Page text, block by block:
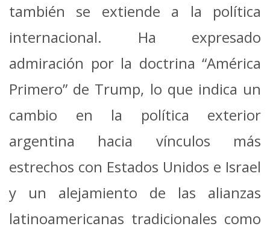
también se extiende a la política
internacional. Ha expresado
admiración por la doctrina “América
Primero” de Trump, lo que indica un
cambio en la política exterior
argentina hacia vínculos más
estrechos con Estados Unidos e Israel
y un alejamiento de las alianzas
latinoamericanas tradicionales como